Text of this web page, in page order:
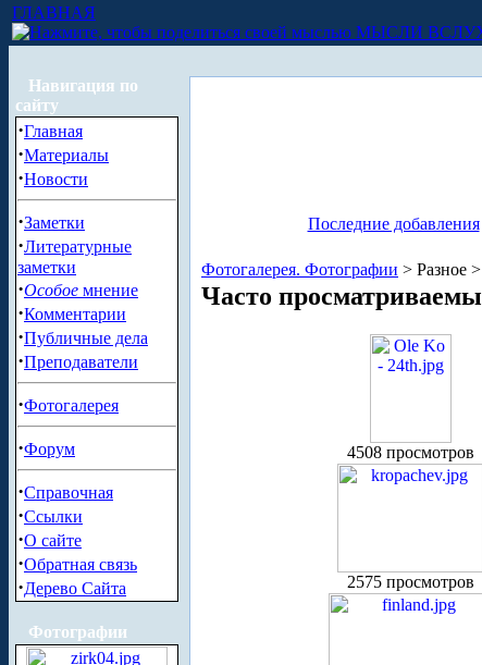
ГЛАВНАЯ
МЫСЛИ
Навигация по
сайту
·Главная
·Материалы
·Новости
·Заметки
·Литературные
заметки
·Особое мнение
·Комментарии
·Публичные дела
·Преподаватели
·Фотогалерея
·Форум
·Справочная
·Ссылки
·О сайте
·Обратная связь
·Дерево Сайта
Фотографии
Последние добавления
Фотогалерея. Фотографии > Разное
Часто
4508 просмотров
2575 просмотров